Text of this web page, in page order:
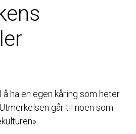
ha en egen kåring som heter
går til noen som